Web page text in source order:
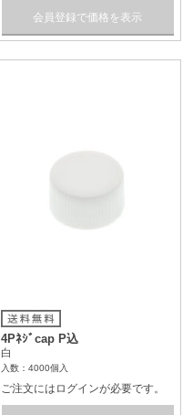
会員登録で価格を表示
4Pﾈｼﾞcap P込
白
入数：4000個入
ご注文にはログインが必要です。